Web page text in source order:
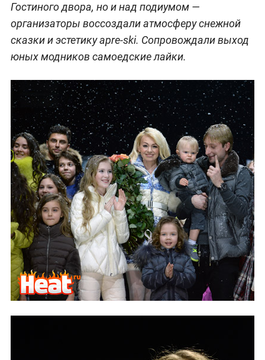
Гостиного двора, но и над подиумом —
организаторы воссоздали атмосферу снежной
сказки и эстетику apre-ski. Сопровождали выход
юных модников самоедские лайки.